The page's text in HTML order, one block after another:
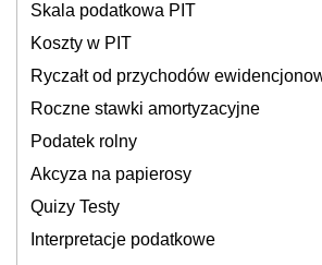
Skala podatkowa PIT
Koszty w PIT
Ryczałt od przychodów
Roczne stawki amortyzacyjne
Podatek rolny
Akcyza na papierosy
Quizy Testy
Interpretacje podatkowe